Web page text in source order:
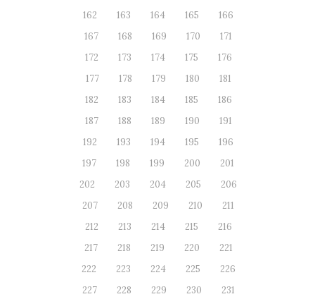
162
163 164 165
166
167
168 169 170
171
172
173 174 175
176
177
178 179 180
181
182
183 184 185
186
187
188 189 190
191
192
193 194 195
196
197
198 199 200
201
202
203 204 205
206
207
208 209 210
211
212
213 214 215
216
217
218 219 220
221
222
223 224 225
226
227
228 229 230
231